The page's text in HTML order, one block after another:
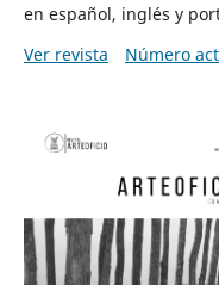
en español, inglés y
Ver revista
Número